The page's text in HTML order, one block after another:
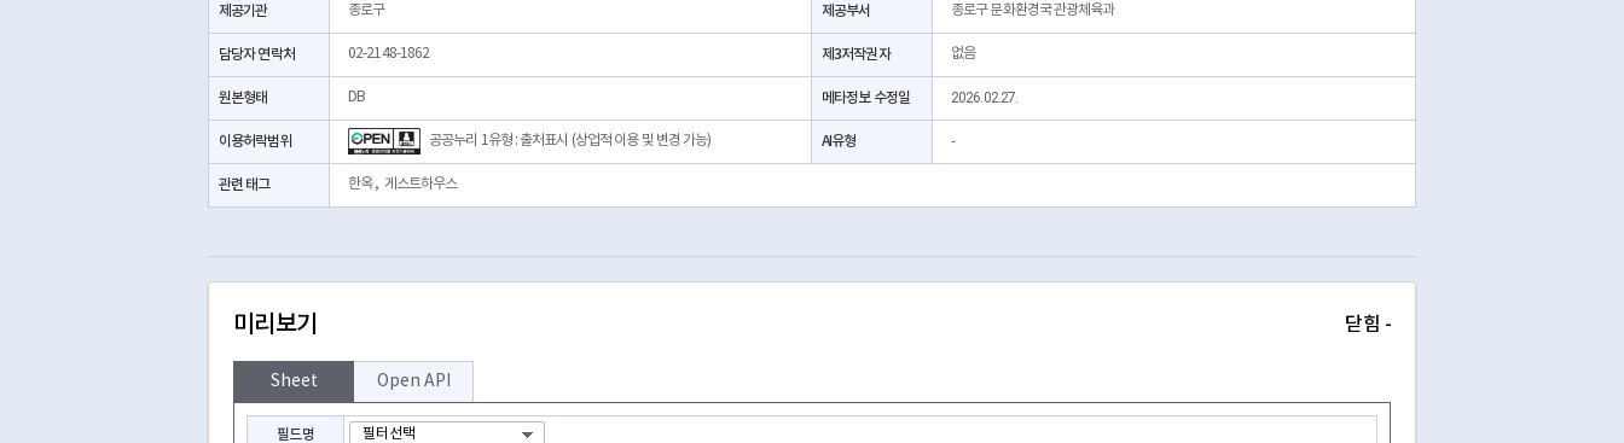
제공기관 종로구 제공부서 종로구 문화환경국 관광체육과
담당자 연락처 02-2148-1862 제3저작권자 없음
원본형태 DB 메타정보 수정일 2026.02.27.
이용허락범위 공공누리 1유형 : 출처표시 (상업적 이용 및 변경 가능) AI유형 -
관련 태그 한옥, 게스트하우스
미리보기 닫힘 -
Sheet Open API
필드명